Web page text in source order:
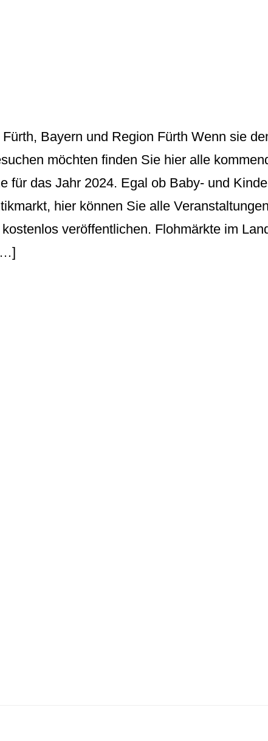
Bayern und Region Fürth Wenn sie
möchten finden Sie hier alle
für das Jahr 2024. Egal ob Baby- und
hier können Sie alle
veröffentlichen. Flohmärkte im